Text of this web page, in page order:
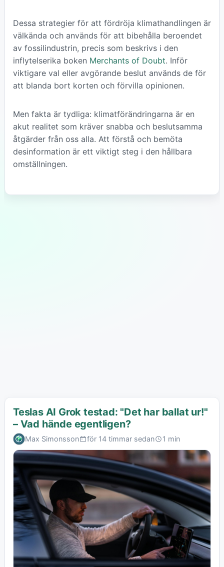
Dessa strategier för att fördröja klimathandlingen är
välkända och används för att bibehålla beroendet
av fossilindustrin, precis som beskrivs i den
inflytelserika boken Merchants of Doubt. Inför
viktigare val eller avgörande beslut används de för
att blanda bort korten och förvilla opinionen.
Men fakta är tydliga: klimatförändringarna är en
akut realitet som kräver snabba och beslutsamma
åtgärder från oss alla. Att förstå och bemöta
desinformation är ett viktigt steg i den hållbara
omställningen.
Teslas AI Grok testad: "Det har ballat ur!"
– Vad hände egentligen?
Max Simonsson för 14 timmar sedan 1 min